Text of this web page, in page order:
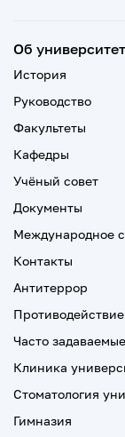
Об
История
Руководство
Факультеты
Кафедры
Учёный совет
Документы
Международное
Контакты
Антитеррор
Часто
Клиника
Стоматология
Гимназия